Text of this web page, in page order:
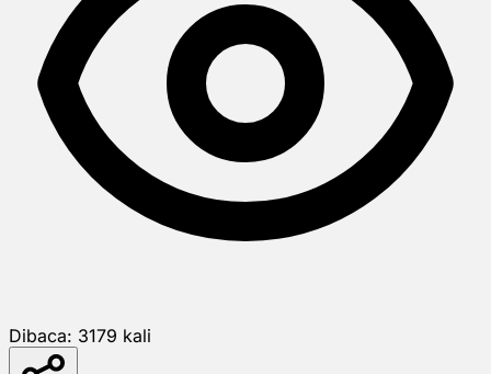
Dibaca: 3179 kali